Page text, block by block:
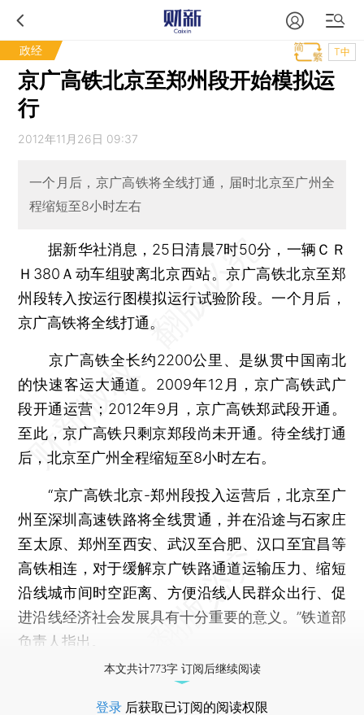
政经 T中
京广高铁北京至郑州段开始模拟运
行
2012年11月26日 09:37
一个月后，京广高铁将全线打通，届时北京至广州全
程缩短至8小时左右
据新华社消息，25日清晨7时50分，一辆ＣＲ
Ｈ380Ａ动车组驶离北京西站。京广高铁北京至郑
州段转入按运行图模拟运行试验阶段。一个月后，
京广高铁将全线打通。
京广高铁全长约2200公里、是纵贯中国南北
的快速客运大通道。2009年12月，京广高铁武广
段开通运营；2012年9月，京广高铁郑武段开通。
至此，京广高铁只剩京郑段尚未开通。待全线打通
后，北京至广州全程缩短至8小时左右。
“京广高铁北京-郑州段投入运营后，北京至广
州至深圳高速铁路将全线贯通，并在沿途与石家庄
至太原、郑州至西安、武汉至合肥、汉口至宜昌等
高铁相连，对于缓解京广铁路通道运输压力、缩短
沿线城市间时空距离、方便沿线人民群众出行、促
进沿线经济社会发展具有十分重要的意义。”铁道部
负责人指出。
本文共计773字 订阅后继续阅读
登录 后获取已订阅的阅读权限